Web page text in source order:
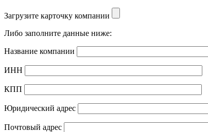
Загрузите карточку компании
Либо заполните данные ниже:
Название компании
ИНН
КПП
Юридический адрес
Почтовый адрес